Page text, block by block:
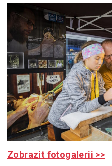
Zobrazit fotogalerii >>